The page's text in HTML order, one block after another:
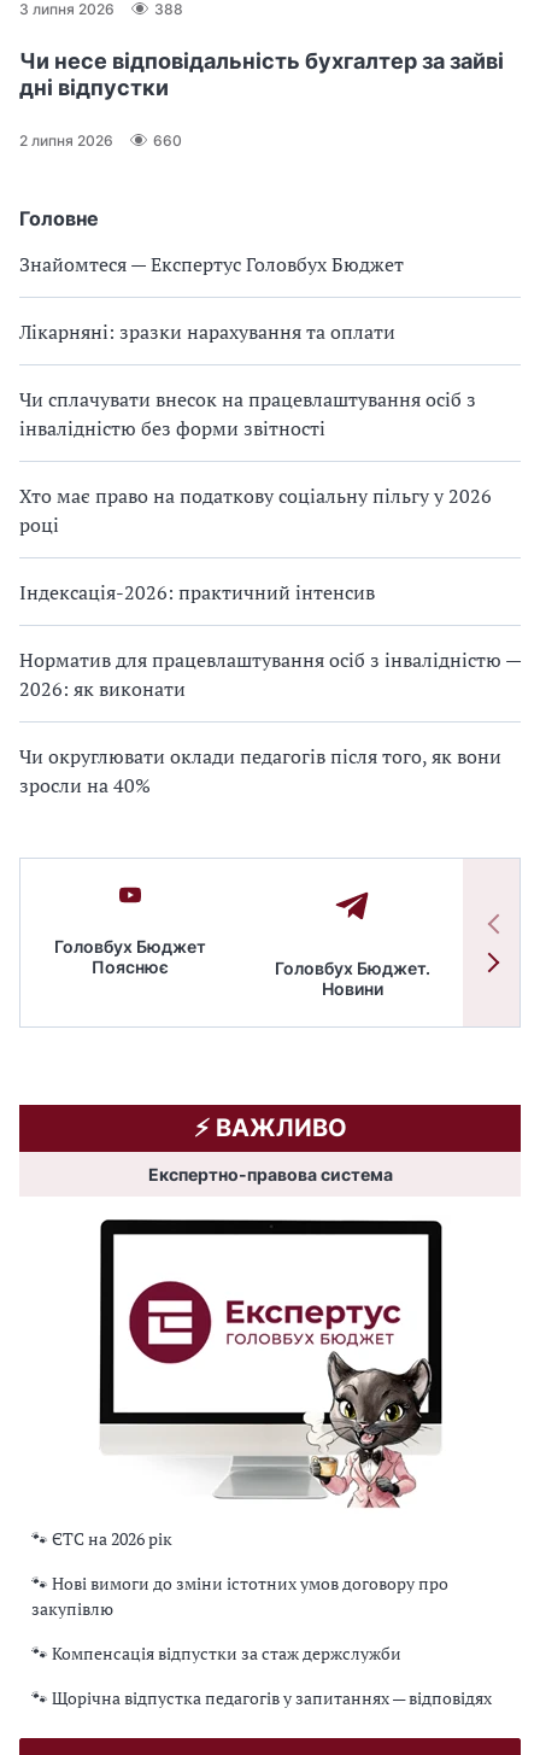
Головне
Знайомтеся — Експертус Головбух Бюджет
Лікарняні: зразки нарахування та оплати
Чи сплачувати внесок на працевлаштування осіб з
інвалідністю без форми звітності
Хто має право на податкову соціальну пільгу у 2026
році
Індексація-2026: практичний інтенсив
Норматив для працевлаштування осіб з інвалідністю —
2026: як виконати
Чи округлювати оклади педагогів після того, як вони
зросли на 40%
Головбух Бюджет
Пояснює
Головбух Бюджет.
Новини
3 липня 2026 388
Чи несе відповідальність бухгалтер за зайві
дні відпустки
2 липня 2026 660
⚡️ ВАЖЛИВО
Експертно-правова система
🐾 ЄТС на 2026 рік
🐾 Нові вимоги до зміни істотних умов договору про
закупівлю
🐾 Компенсація відпустки за стаж держслужби
🐾 Щорічна відпустка педагогів у запитаннях — відповідях